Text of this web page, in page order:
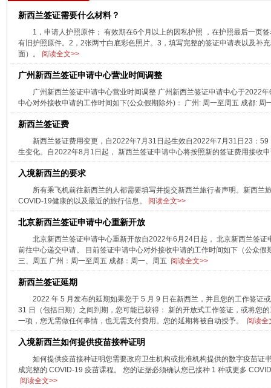
新西兰签证需要什么材料？
1，申请人护照原件； 有效期在6个月以上的因私护照 ，在护照最后一页
有旧护照原件。2，2张两寸白底彩色照片。3，填写完整的签证申请表以及补
面）。
阅读全文>>
广州新西兰签证申请中心营业时间调整
广州新西兰签证申请中心营业时间调整 广州新西兰签证申请中心于2022
中心对外接收申请的工作时间如下(公众假期除外)： 广州: 周一至周五 成都: 周
新西兰签证费
新西兰签证费用变更，自2022年7月31日起生效自2022年7月31日23：
生变化。自2022年8月1日起， 新西兰签证申请中心将按照新的签证费用接收
入境新西兰的要求
所有乘飞机前往新西兰的人都需要填写并提交新西兰旅行者声明。新西兰
COVID-19健康的以及最近的旅行信息。
阅读全文>>
北京新西兰签证申请中心重新开放
北京新西兰签证申请中心重新开放自2022年6月24日起， 北京新西兰签
前往中心递交申请。 目前签证申请中心对外接收申请的工作时间如下（公众
三、周五 广州：周一至周五 成都：周一、周五 阅读全文>>
新西兰签证延期
2022 年 5 月发布的延期如果您于 5 月 9 日在新西兰，并且您的工作签证
31 日（包括日期）之间到期，您可能已获得： 新的开放式工作签证，或将您
一项，您无需做任何事情，也无需支付费用。您的延期将被自动授予。
阅读全
入境新西兰如何提供疫苗接种证明
如何提供疫苗接种证明您需要政府卫生机构或批准机构提供的数字疫苗证
成完整的 COVID-19 疫苗课程。 您的证据必须确认您已接种 1 种或更多
阅读全文>>